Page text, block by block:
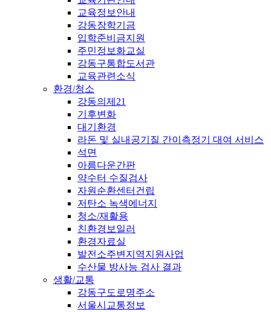
교육정보안내
강동장학기금
입학준비금지원
주민정보화교실
강동구통합도서관
교육관련소식
환경/청소
강동의제21
기후변화
대기환경
라돈 및 실내공기질 간이측정기 대여 서비스
석면
아름다운간판
약수터 수질검사
자원순환센터건립
저탄소 녹색에너지
청소/재활용
친환경보일러
환경자료실
발전소주변지역지원사업
수산물 방사능 검사 결과
생활/교통
강동구도로명주소
서울시교통정보